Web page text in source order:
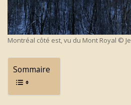
Montréal côté est, vu du Mont Royal ©
Sommaire